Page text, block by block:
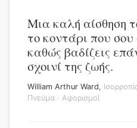
Μια καλή αίσθηση
το κοντάρι που σου
καθώς βαδίζεις
σχοινί της ζωής.
William Arthur Ward,
Πνεύμα · Αφορισμοί